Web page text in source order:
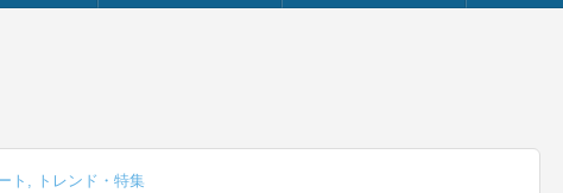
ト , トレンド・特集